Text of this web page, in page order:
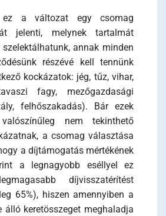
a változat egy csomag
jelenti, melynek tartalmát
annak minden
részévé kell tennünk
kockázatok: jég, tűz, vihar,
fagy, mezőgazdasági
felhőszakadás). Bár ezek
nem tekinthető
a csomag választása
a díjtámogatás mértékének
a legnagyobb eséllyel ez
díjvisszatérítést
65%), hiszen amennyiben a
álló keretösszeget meghaladja